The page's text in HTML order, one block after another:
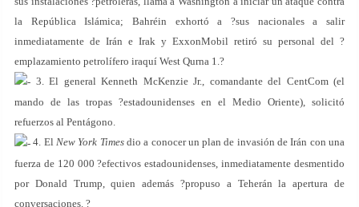
la República Islámica; Bahréin exhortó a ?sus nacionales a salir
inmediatamente de Irán e Irak y ExxonMobil retiró su personal del ?
emplazamiento petrolífero iraquí West Qurna 1.?
3. El general Kenneth McKenzie Jr., comandante del CentCom (el
mando de las tropas ?estadounidenses en el Medio Oriente), solicitó
refuerzos al Pentágono.
4. El New York Timesdio a conocer un plan de invasión de Irán con una
fuerza de 120 000 ?efectivos estadounidenses, inmediatamente desmentido
por Donald Trump, quien además ?propuso a Teherán la apertura de
conversaciones. ?